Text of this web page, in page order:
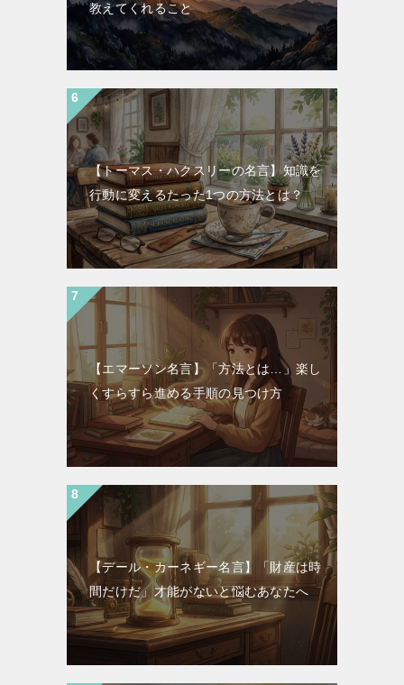
教えてくれること
【トーマス・ハクスリーの名言】知識を
行動に変えるたった1つの方法とは？
【エマーソン名言】「方法とは…」楽し
くすらすら進める手順の見つけ方
【デール・カーネギー名言】「財産は時
間だけだ」才能がないと悩むあなたへ